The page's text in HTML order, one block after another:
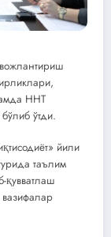
ННТ
ўтди.
йили
таълим
қувватлаш